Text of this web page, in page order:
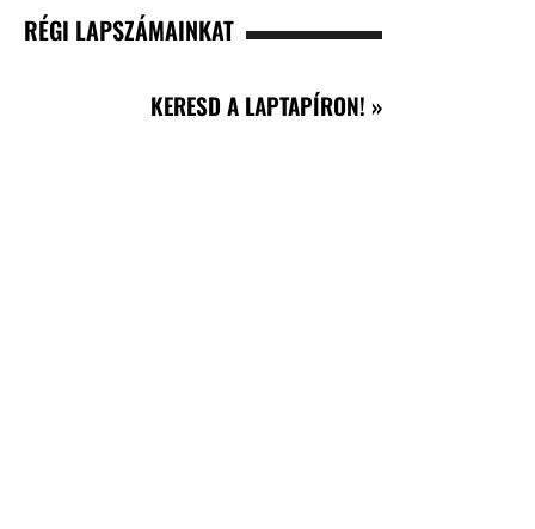
RÉGI LAPSZÁMAINKAT
KERESD A LAPTAPÍRON! »